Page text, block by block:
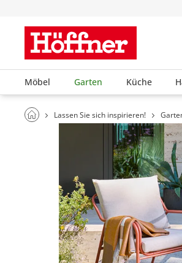
Möbel Garten Küche
Lassen Sie sich inspirieren!